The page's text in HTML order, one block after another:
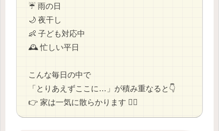
☔ 雨の日
🌙 夜干し
👶 子ども対応中
🕰 忙しい平日
こんな毎日の中で
「とりあえずここに…」が積み重なると👇
👉 家は一気に散らかります 😵‍💫